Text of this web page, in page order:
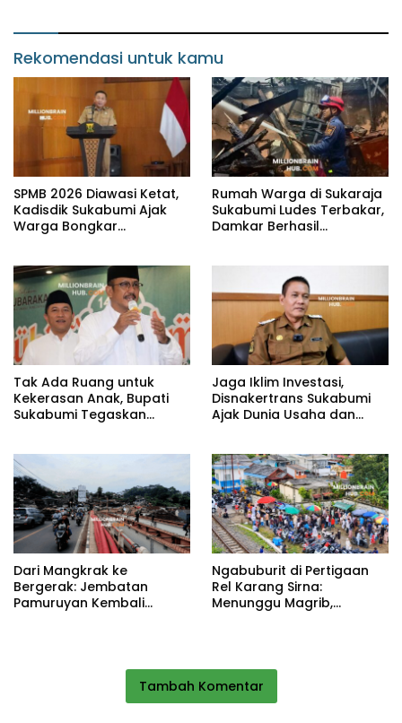
Rekomendasi untuk kamu
SPMB 2026 Diawasi Ketat,
Kadisdik Sukabumi Ajak
Warga Bongkar
Rumah Warga di Sukaraja
Sukabumi Ludes Terbakar,
Damkar Berhasil
Tak Ada Ruang untuk
Kekerasan Anak, Bupati
Sukabumi Tegaskan
Jaga Iklim Investasi,
Disnakertrans Sukabumi
Ajak Dunia Usaha dan
Dari Mangkrak ke
Bergerak: Jembatan
Pamuruyan Kembali
Ngabuburit di Pertigaan
Rel Karang Sirna:
Menunggu Magrib,
Tambah Komentar